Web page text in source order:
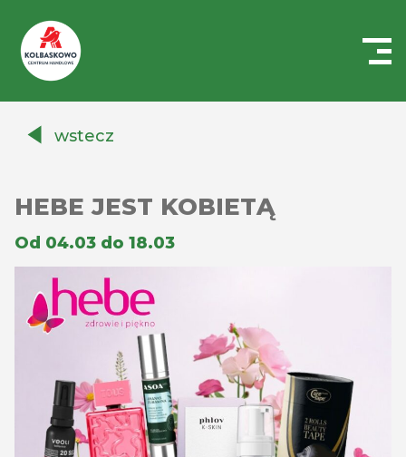
Auchanwstecz
HEBE JEST KOBIETĄ
Od 04.03 do 18.03